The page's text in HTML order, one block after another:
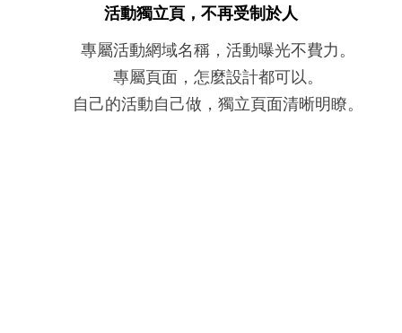
活動獨立頁，不再受制於人
專屬活動網域名稱，活動曝光不費力。
專屬頁面，怎麼設計都可以。
自己的活動自己做，獨立頁面清晰明瞭。